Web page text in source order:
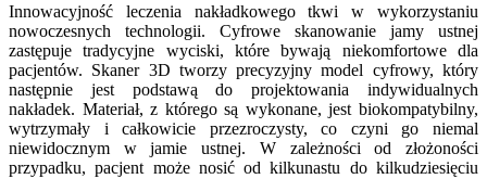
Innowacyjność leczenia nakładkowego tkwi w wykorzystaniu
nowoczesnych technologii. Cyfrowe skanowanie jamy ustnej
zastępuje tradycyjne wyciski, które bywają niekomfortowe dla
pacjentów. Skaner 3D tworzy precyzyjny model cyfrowy, który
następnie jest podstawą do projektowania indywidualnych
nakładek. Materiał, z którego są wykonane, jest biokompatybilny,
wytrzymały i całkowicie przezroczysty, co czyni go niemal
niewidocznym w jamie ustnej. W zależności od złożoności
przypadku, pacjent może nosić od kilkunastu do kilkudziesięciu